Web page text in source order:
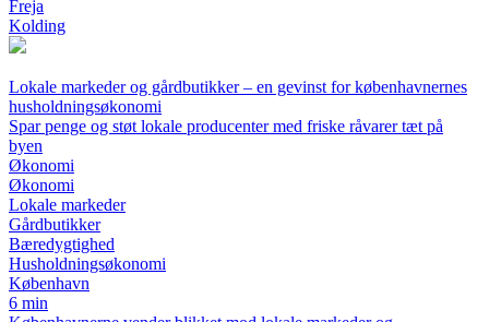
Freja
Kolding
Lokale markeder og gårdbutikker – en gevinst for københavnernes
husholdningsøkonomi
Spar penge og støt lokale producenter med friske råvarer tæt på
byen
Økonomi
Økonomi
Lokale markeder
Gårdbutikker
Bæredygtighed
Husholdningsøkonomi
København
6 min